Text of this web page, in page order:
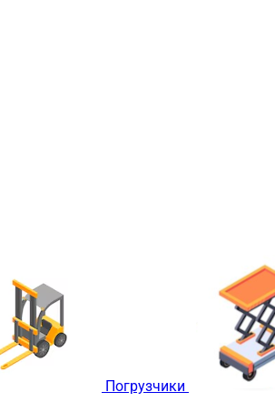
Погрузчики